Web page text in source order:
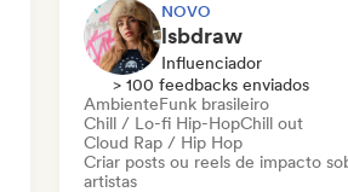
NOVO
lsbdraw
Influenciador
> 100 feedbacks enviados
AmbienteFunk brasileiro
Chill / Lo-fi Hip-HopChill out
Cloud Rap / Hip Hop
Criar posts ou reels de impacto
artistas